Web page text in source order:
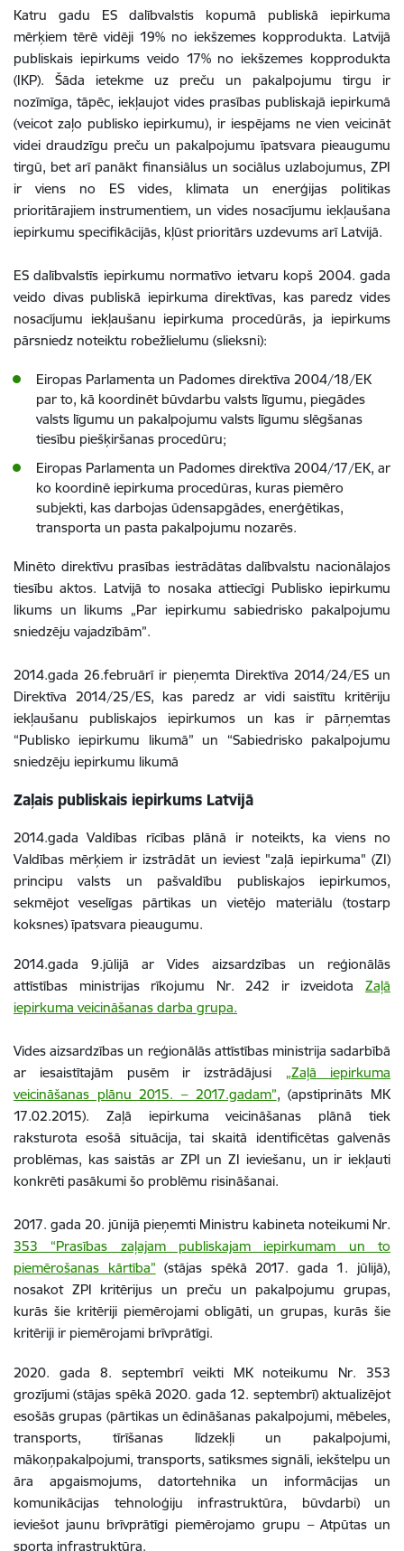
Katru gadu ES dalībvalstis kopumā publiskā iepirkuma
mērķiem tērē vidēji 19% no iekšzemes kopprodukta. Latvijā
publiskais iepirkums veido 17% no iekšzemes kopprodukta
(IKP). Šāda ietekme uz preču un pakalpojumu tirgu ir
nozīmīga, tāpēc, iekļaujot vides prasības publiskajā iepirkumā
(veicot zaļo publisko iepirkumu), ir iespējams ne vien veicināt
videi draudzīgu preču un pakalpojumu īpatsvara pieaugumu
tirgū, bet arī panākt finansiālus un sociālus uzlabojumus, ZPI
ir viens no ES vides, klimata un enerģijas politikas
prioritārajiem instrumentiem, un vides nosacījumu iekļaušana
iepirkumu specifikācijās, kļūst prioritārs uzdevums arī Latvijā.
ES dalībvalstīs iepirkumu normatīvo ietvaru kopš 2004. gada
veido divas publiskā iepirkuma direktīvas, kas paredz vides
nosacījumu iekļaušanu iepirkuma procedūrās, ja iepirkums
pārsniedz noteiktu robežlielumu (slieksni):
Eiropas Parlamenta un Padomes direktīva 2004/18/EK
par to, kā koordinēt būvdarbu valsts līgumu, piegādes
valsts līgumu un pakalpojumu valsts līgumu slēgšanas
tiesību piešķiršanas procedūru;
Eiropas Parlamenta un Padomes direktīva 2004/17/EK, ar
ko koordinē iepirkuma procedūras, kuras piemēro
subjekti, kas darbojas ūdensapgādes, enerģētikas,
transporta un pasta pakalpojumu nozarēs.
Minēto direktīvu prasības iestrādātas dalībvalstu nacionālajos
tiesību aktos. Latvijā to nosaka attiecīgi Publisko iepirkumu
likums un likums „Par iepirkumu sabiedrisko pakalpojumu
sniedzēju vajadzībām”.
2014.gada 26.februārī ir pieņemta Direktīva 2014/24/ES un
Direktīva 2014/25/ES, kas paredz ar vidi saistītu kritēriju
iekļaušanu publiskajos iepirkumos un kas ir pārņemtas
“Publisko iepirkumu likumā” un “Sabiedrisko pakalpojumu
sniedzēju iepirkumu likumā
Zaļais publiskais iepirkums Latvijā
2014.gada Valdības rīcības plānā ir noteikts, ka viens no
Valdības mērķiem ir izstrādāt un ieviest "zaļā iepirkuma" (ZI)
principu valsts un pašvaldību publiskajos iepirkumos,
sekmējot veselīgas pārtikas un vietējo materiālu (tostarp
koksnes) īpatsvara pieaugumu.
2014.gada 9.jūlijā ar Vides aizsardzības un reģionālās
attīstības ministrijas rīkojumu Nr. 242 ir izveidota Zaļā
iepirkuma veicināšanas darba grupa.
Vides aizsardzības un reģionālās attīstības ministrija sadarbībā
ar iesaistītajām pusēm ir izstrādājusi „Zaļā iepirkuma
veicināšanas plānu 2015. – 2017.gadam”, (apstiprināts MK
17.02.2015). Zaļā iepirkuma veicināšanas plānā tiek
raksturota esošā situācija, tai skaitā identificētas galvenās
problēmas, kas saistās ar ZPI un ZI ieviešanu, un ir iekļauti
konkrēti pasākumi šo problēmu risināšanai.
2017. gada 20. jūnijā pieņemti Ministru kabineta noteikumi Nr.
353 “Prasības zaļajam publiskajam iepirkumam un to
piemērošanas kārtība” (stājas spēkā 2017. gada 1. jūlijā),
nosakot ZPI kritērijus un preču un pakalpojumu grupas,
kurās šie kritēriji piemērojami obligāti, un grupas, kurās šie
kritēriji ir piemērojami brīvprātīgi.
2020. gada 8. septembrī veikti MK noteikumu Nr. 353
grozījumi (stājas spēkā 2020. gada 12. septembrī) aktualizējot
esošās grupas (pārtikas un ēdināšanas pakalpojumi, mēbeles,
transports, tīrīšanas līdzekļi un pakalpojumi,
mākoņpakalpojumi, transports, satiksmes signāli, iekštelpu un
āra apgaismojums, datortehnika un informācijas un
komunikācijas tehnoloģiju infrastruktūra, būvdarbi) un
ieviešot jaunu brīvprātīgi piemērojamo grupu – Atpūtas un
sporta infrastruktūra.